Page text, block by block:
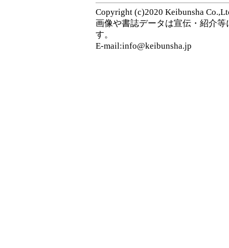
Copyright (c)2020 Keibunsha
画像や書誌データは宣伝・紹介
す。
E-mail:info@keibunsha.jp